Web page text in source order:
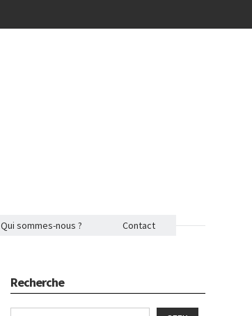
Qui sommes-nous ? Contact
Recherche